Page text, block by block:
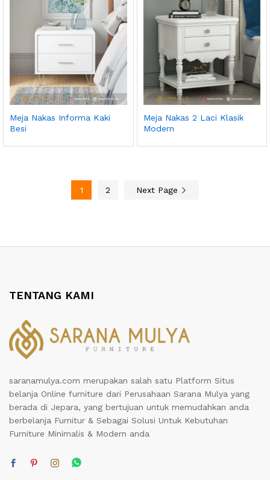
Meja Nakas Informa Kaki
Besi
Meja Nakas 2 Laci Klasik
Modern
1 2 Next Page
TENTANG KAMI
saranamulya.com merupakan salah satu Platform Situs
belanja Online furniture dari Perusahaan Sarana Mulya yang
berada di Jepara, yang bertujuan untuk memudahkan anda
berbelanja Furnitur & Sebagai Solusi Untuk Kebutuhan
Furniture Minimalis & Modern anda